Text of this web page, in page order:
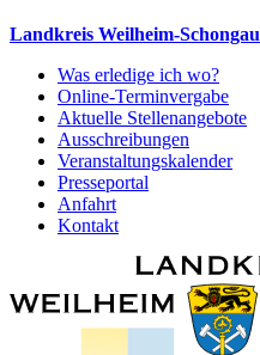
Landkreis Weilheim-Schongau
Was erledige ich wo?
Online-Terminvergabe
Aktuelle Stellenangebote
Ausschreibungen
Veranstaltungskalender
Presseportal
Anfahrt
Kontakt